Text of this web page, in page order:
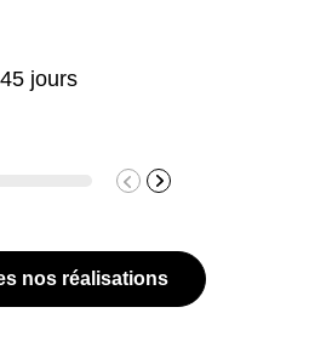
jours
nos réalisations